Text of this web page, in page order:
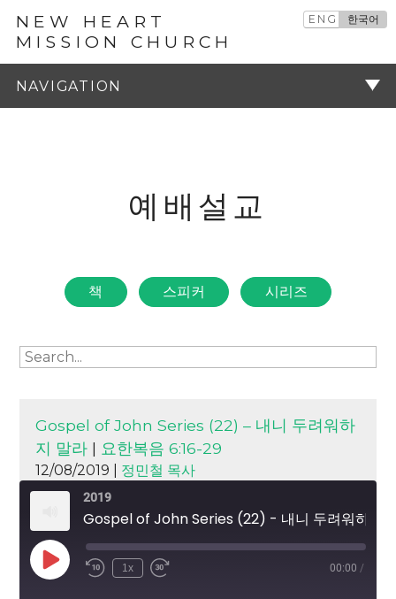
NEW HEART
MISSION CHURCH
ENG 한국어
예배설교
책 스피커 시리즈
Gospel of John Series (22) – 내니 두려워하
지 말라 | 요한복음 6:16-29
12/08/2019 | 정민철 목사
2019
Play
Episode
1x 00:00 /